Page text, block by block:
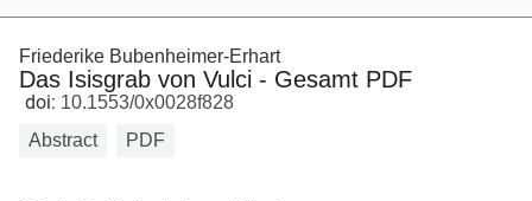
Friederike Bubenheimer-Erhart
Das Isisgrab von Vulci - Gesamt PDF
doi: 10.1553/0x0028f828
Abstract
PDF